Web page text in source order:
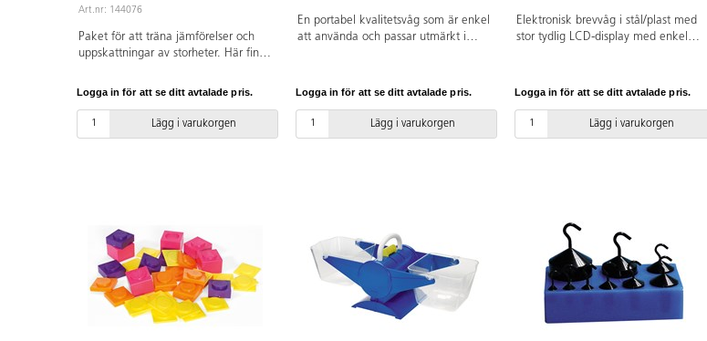
Art.nr: 144076
Paket för att träna jämförelser och
uppskattningar av storheter. Här finns
på ett kreativt och konkret sätt
vikt, volym och tid. I detta
heltäckande set ingår måttband,
material för att träna samband mellan
den analoga och digitala klockan.
Ålder: 6-9.
Logga in för att se ditt avtalade pris.
Lägg i varukorgen
En portabel kvalitetsvåg som är enkel
att använda och passar utmärkt i
förvaring. Vågens vikt är 500 g, och
6 st AA-batterier krävs, ingår ej.
Mått: 14x4x20 cm.
Logga in för att se ditt avtalade pris.
Lägg i varukorgen
Elektronisk brevvåg i stål/plast med
stor tydlig LCD-display med enkel
CR2032-batteri (ingår) och automatisk
Logga in för att se ditt avtalade pris.
Lägg i varukorgen